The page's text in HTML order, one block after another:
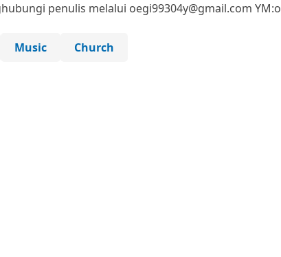
penulis melalui oegi99304y@gmail.com
Music Church